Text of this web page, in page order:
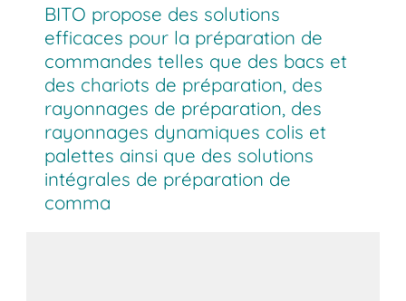
BITO propose des solutions
efficaces pour la préparation de
commandes telles que des bacs et
des chariots de préparation, des
rayonnages de préparation, des
rayonnages dynamiques colis et
palettes ainsi que des solutions
intégrales de préparation de
comma